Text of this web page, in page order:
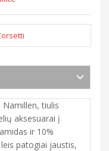
tiulis
aksesuarai į
ir 10%
patogiai jaustis,